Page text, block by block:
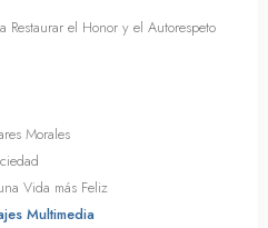
Restaurar el Honor y el Autorespeto
Morales
Vida más Feliz
Multimedia